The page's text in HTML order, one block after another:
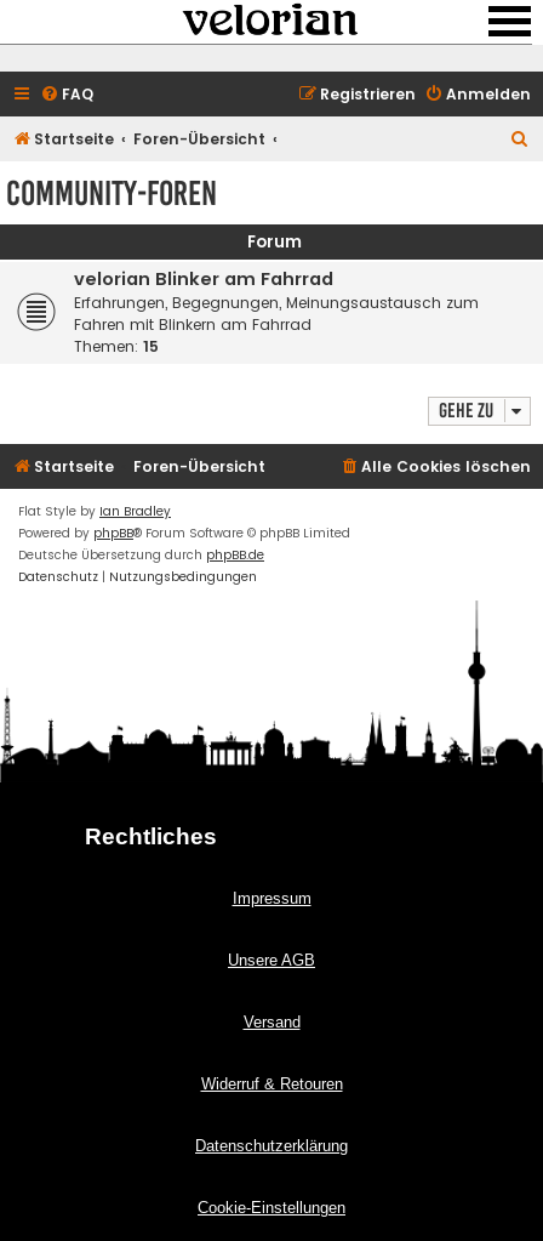
FAQ Anmelden
Registrieren
Startseite Foren-Übersicht
e
Community-Foren
Forum
velorian Blinker am Fahrrad
Erfahrungen, Begegnungen, Meinungsaustausch zum
Fahren mit Blinkern am Fahrrad
Themen: 15
Gehe zu
Startseite Foren-Übersicht Alle Cookies löschen
Flat Style by Ian Bradley
Powered by phpBB® Forum Software © phpBB Limited
Deutsche Übersetzung durch phpBB.de
Datenschutz | Nutzungsbedingungen
Rechtliches
Impressum
Unsere AGB
Versand
Widerruf & Retouren
Datenschutzerklärung
Cookie-Einstellungen